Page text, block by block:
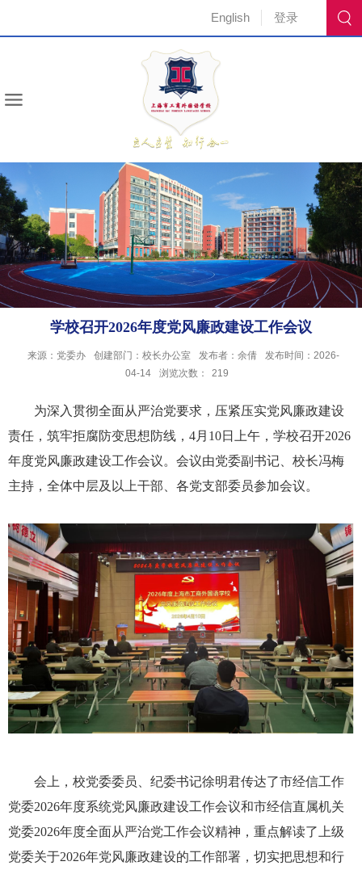
English 登录
学校召开2026年度党风廉政建设工作会议
来源：党委办 创建部门：校长办公室 发布者：余倩
发布时间：2026-
04-14
浏览次数： 219
为深入贯彻全面从严治党要求，压紧压实党风廉政建设
责任，筑牢拒腐防变思想防线， 4月10日上午，学校召开2026
年度党风廉政建设工作会议。会议由党委副书记、校长冯梅
主持，全体中层及以上干部、各党支部委员参加会议。
会上，校党委委员、纪委书记徐明君传达了市经信工作
党委2026年度系统党风廉政建设工作会议和市经信直属机关
党委2026年度全面从严治党工作会议精神，重点解读了上级
党委关于2026年党风廉政建设的工作部署，切实把思想和行